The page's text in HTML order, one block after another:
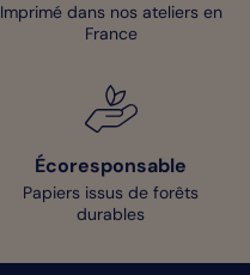
Imprimé dans nos ateliers en
France
Écoresponsable
Papiers issus de forêts
durables